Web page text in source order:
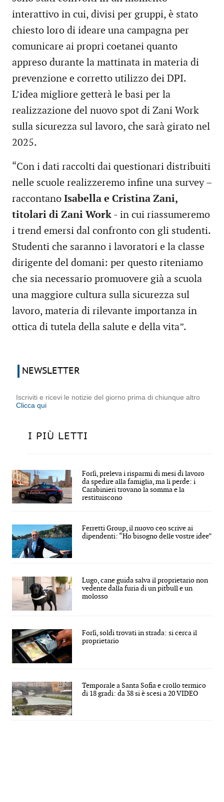
interattivo in cui, divisi per gruppi, è stato
chiesto loro di ideare una campagna per
comunicare ai propri coetanei quanto
appreso durante la mattinata in materia di
prevenzione e corretto utilizzo dei DPI.
L’idea migliore getterà le basi per la
realizzazione del nuovo spot di Zani Work
sulla sicurezza sul lavoro, che sarà girato nel
2025.
“Con i dati raccolti dai questionari distribuiti
nelle scuole realizzeremo infine una survey –
raccontano Isabella e Cristina Zani,
titolari di Zani Work - in cui riassumeremo
i trend emersi dal confronto con gli studenti.
Studenti che saranno i lavoratori e la classe
dirigente del domani: per questo riteniamo
che sia necessario promuovere già a scuola
una maggiore cultura sulla sicurezza sul
lavoro, materia di rilevante importanza in
ottica di tutela della salute e della vita”.
NEWSLETTER
Iscriviti e ricevi le notizie del giorno prima di chiunque altro
Clicca qui
I PIÙ LETTI
Forlì, preleva i risparmi di mesi di lavoro
da spedire alla famiglia, ma li perde: i
Carabinieri trovano la somma e la
restituiscono
Ferretti Group, il nuovo ceo scrive ai
dipendenti: “Ho bisogno delle vostre idee”
Lugo, cane guida salva il proprietario non
vedente dalla furia di un pitbull e un
molosso
Forlì, soldi trovati in strada: si cerca il
proprietario
Temporale a Santa Sofia e crollo termico
di 18 gradi: da 38 si è scesi a 20 VIDEO